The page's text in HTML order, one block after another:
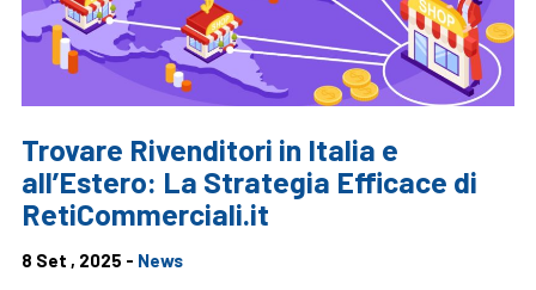
Trovare Rivenditori in Italia e
all’Estero: La Strategia Efficace di
RetiCommerciali.it
8 Set , 2025 - News